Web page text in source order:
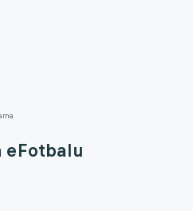
eFotbalu